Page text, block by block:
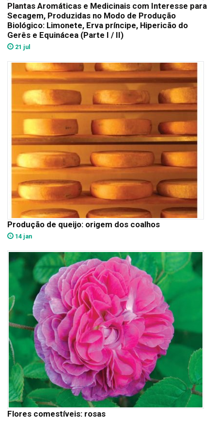
Plantas Aromáticas e Medicinais com Interesse para
Secagem, Produzidas no Modo de Produção
Biológico: Limonete, Erva príncipe, Hipericão do
Gerês e Equinácea (Parte I / II)
21 jul
Produção de queijo: origem dos coalhos
14 jan
Flores comestíveis: rosas